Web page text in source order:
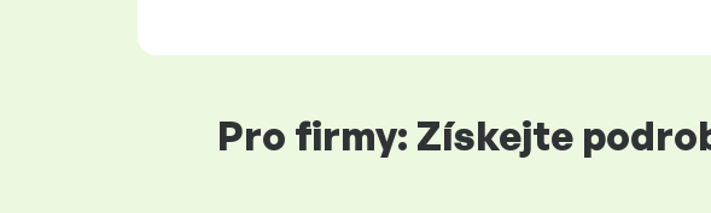
Pro firmy: Získejte